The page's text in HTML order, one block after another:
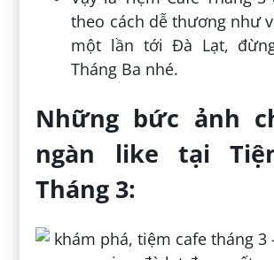
theo cách dễ thương như
một lần tới Đà Lạt,
Tháng Ba nhé.
Những bức ảnh
ngàn like tại
Tháng 3: